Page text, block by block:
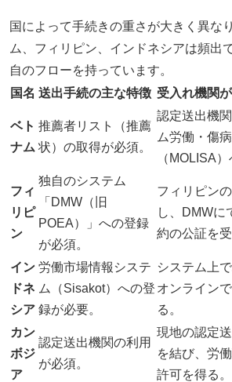
国によって手続きの重さが大きく異な
ム、フィリピン、インドネシアは頻出
自のフローを持っています。
国名 送出手続の主な特徴 受入れ機関
ベト
ナム
推薦者リスト（推薦
状）の取得が必須。
認定送出機
ム労働・傷
（MOLISA
フィ
リピ
ン
独自のシステム
「DMW（旧
POEA）」への登録
が必須。
フィリピン
し、DMWに
約の公証を受
イン
ドネ
シア
労働市場情報システ
ム（Sisakot）への登
録が必要。
システム上
オンライン
る。
カン
ボジ
ア
認定送出機関の利用
が必須。
現地の認定
を結び、労
許可を得る。